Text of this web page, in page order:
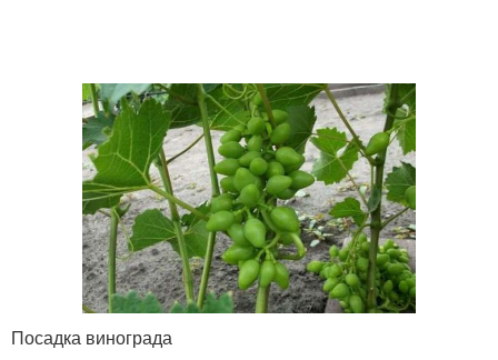
Посадка винограда